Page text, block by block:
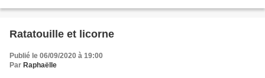
Ratatouille et licorne
Publié le 06/09/2020 à 19:00
Par Raphaëlle